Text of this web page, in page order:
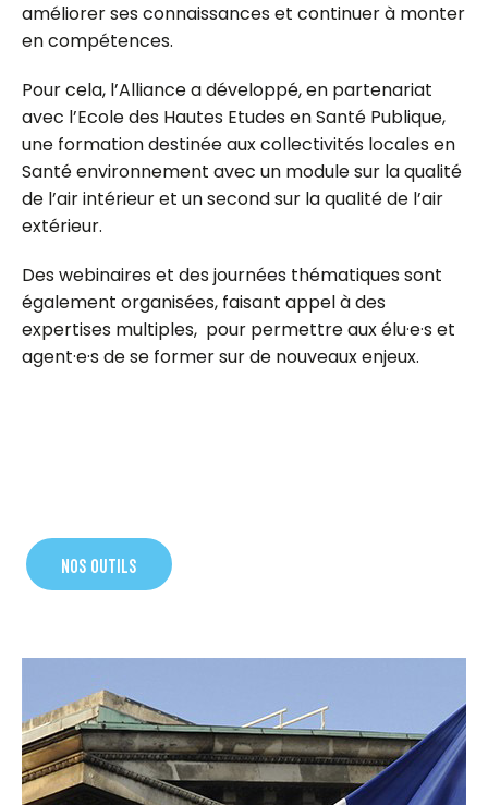
améliorer ses connaissances et continuer à monter
en compétences.
Pour cela, l’Alliance a développé, en partenariat
avec l’Ecole des Hautes Etudes en Santé Publique,
une formation destinée aux collectivités locales en
Santé environnement avec un module sur la qualité
de l’air intérieur et un second sur la qualité de l’air
extérieur.
Des webinaires et des journées thématiques sont
également organisées, faisant appel à des
expertises multiples, pour permettre aux élu·e·s et
agent·e·s de se former sur de nouveaux enjeux.
NOS OUTILS